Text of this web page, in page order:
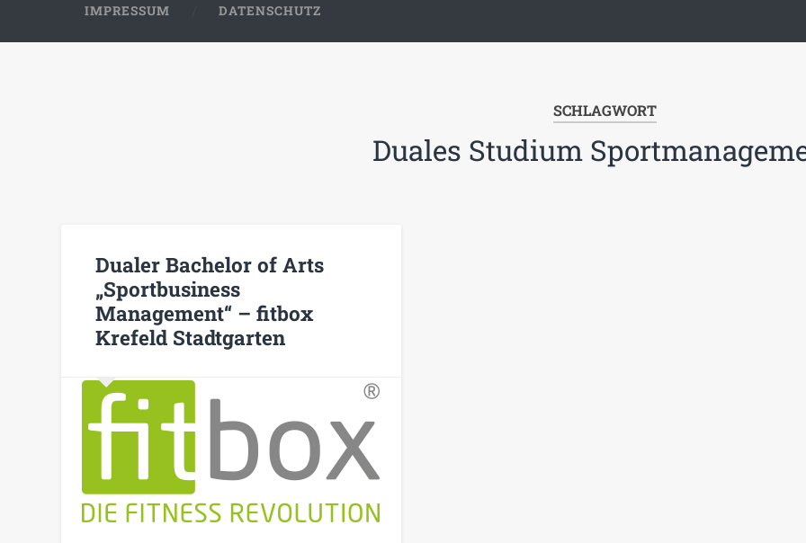
IMPRESSUM DATENSCHUTZ
SCHLAGWORT
Duales Studium
Dualer Bachelor of Arts
„Sportbusiness
Management“ – fitbox
Krefeld Stadtgarten